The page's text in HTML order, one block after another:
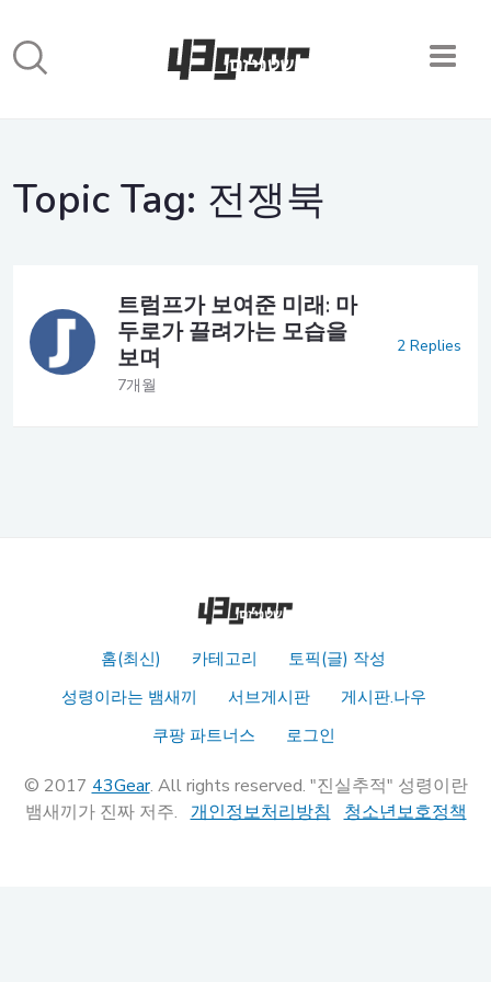
Topic Tag: 전쟁북
트럼프가 보여준 미래: 마
두로가 끌려가는 모습을
보며
7개월
2 Replies
홈(최신) 카테고리
토픽(글) 작성
성령이라는 뱀새끼
서브게시판
게시판.나우
쿠팡 파트너스
로그인
© 2017 43Gear. All rights reserved. "진실추적" 성령이란
뱀새끼가 진짜 저주. 개인정보처리방침 청소년보호정책